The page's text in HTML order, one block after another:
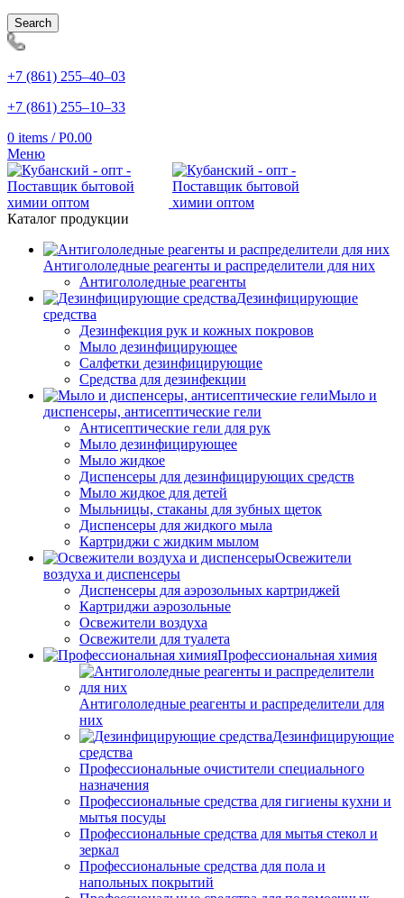
Search
+7 (861) 255‒40‒03
+7 (861) 255‒10‒33
0 items / Р0.00
Меню
Каталог продукции
Антигололедные реагенты и распределители для них
Антигололедные реагенты
Дезинфицирующие
средства
Дезинфекция рук и кожных покровов
Мыло дезинфицирующее
Салфетки дезинфицирующие
Средства для дезинфекции
Мыло и
диспенсеры, антисептические гели
Антисептические гели для рук
Мыло дезинфицирующее
Мыло жидкое
Диспенсеры для дезинфицирующих средств
Мыло жидкое для детей
Мыльницы, стаканы для зубных щеток
Диспенсеры для жидкого мыла
Картриджи с жидким мылом
Освежители
воздуха и диспенсеры
Диспенсеры для аэрозольных картриджей
Картриджи аэрозольные
Освежители воздуха
Освежители для туалета
Профессиональная химия
Антигололедные реагенты и распределители для
них
Дезинфицирующие
средства
Профессиональные очистители специального
назначения
Профессиональные средства для гигиены кухни и
мытья посуды
Профессиональные средства для мытья стекол и
зеркал
Профессиональные средства для пола и
напольных покрытий